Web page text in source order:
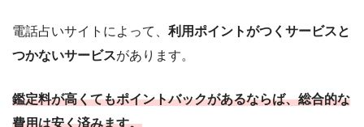
電話占いサイトによって、 利用ポイントがつくサービスと
つかないサービスがあります。
鑑定料が高くてもポイントバックがあるならば、総合的な
費用は安く済みます。